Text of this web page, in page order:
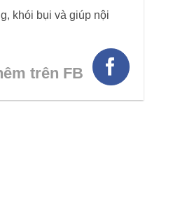
khói bụi và giúp nội
trên FB